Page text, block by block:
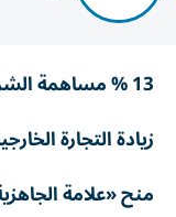
13 % مساهمة الشراكة في الناتج بـ245 مليار درهم
زيادة التجارة الخارجية 735 ملياراً بين 2024
منح «علامة